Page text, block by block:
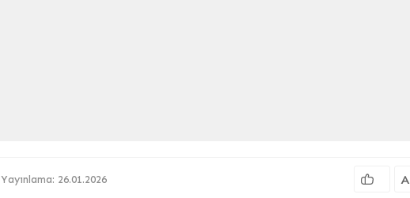
Yayınlama: 26.01.2026 A